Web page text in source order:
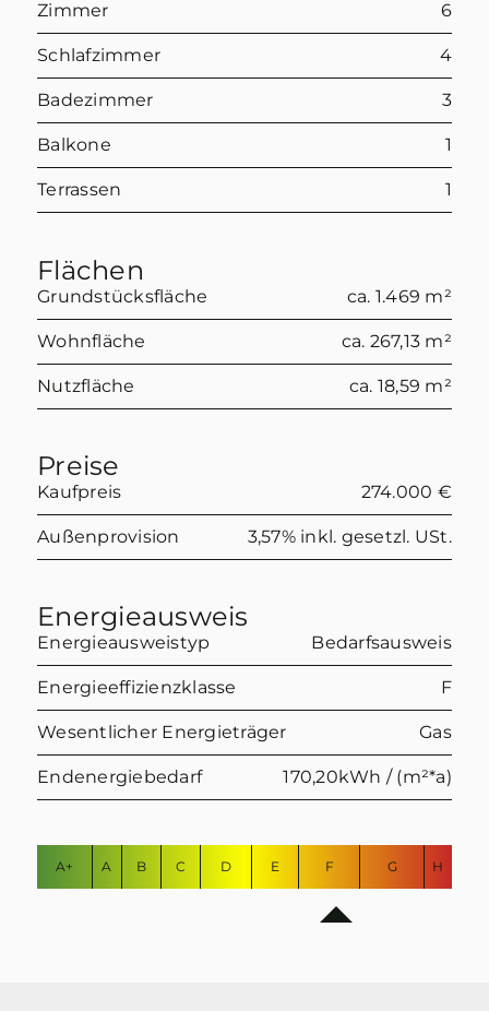
Zimmer 6
Schlafzimmer 4
Badezimmer 3
Balkone 1
Terrassen 1
Flächen
Grundstücksfläche ca. 1.469 m²
Wohnfläche ca. 267,13 m²
Nutzfläche ca. 18,59 m²
Preise
Kaufpreis 274.000 €
Außenprovision 3,57% inkl. gesetzl. USt.
Energieausweis
Energieausweistyp Bedarfsausweis
Energieeffizienzklasse F
Wesentlicher Energieträger Gas
Endenergiebedarf 170,20kWh / (m²*a)
A+ A B C D E F G H